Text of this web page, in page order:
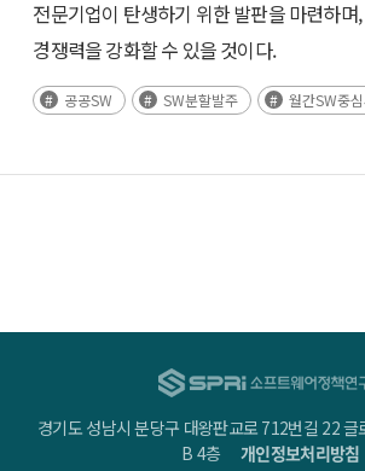
전문기업이 탄생하기 위한 발판을 마련하며
경쟁력을 강화할 수 있을 것이다.
공공SW SW분할발주 월간SW중
경기도 성남시 분당구 대왕판교로 712번길 22
B 4층개인정보처리방침